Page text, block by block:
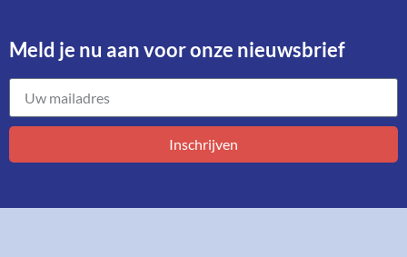
Meld je nu aan voor onze nieuwsbrief​
Inschrijven